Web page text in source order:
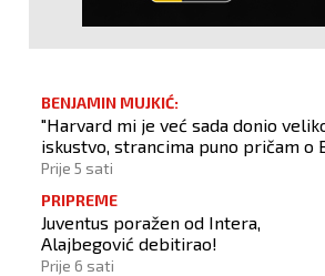
BENJAMIN MUJKIĆ:
"Harvard mi je već sada donio
iskustvo, strancima puno pričam o
i Novom Travniku"
Prije 5 sati
PRIPREME
Juventus poražen od Intera,
Alajbegović debitirao!
Prije 6 sati